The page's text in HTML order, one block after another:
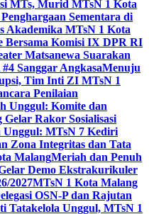
MTs, Murid MTsN 1 Kota
Sementara di
Akademika MTsN 1 Kota
Bersama Komisi IX DPR RI
Matsanewa Suarakan
Sanggar AngkasaMenuju
Tim Inti ZI MTsN 1
Penilaian
Unggul: Komite dan
Rakor Sosialisasi
MTsN 7 Kediri
Zona Integritas dan Tata
MalangMeriah dan Penuh
Demo Ekstrakurikuler
2027MTsN 1 Kota Malang
OSN-P dan Rajutan
Tatakelola Unggul, MTsN 1